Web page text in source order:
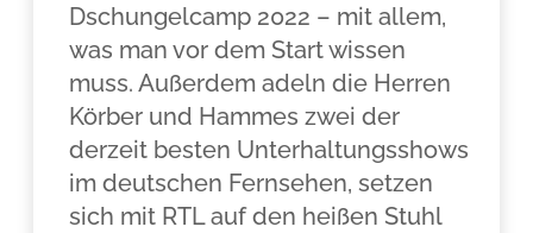
Dschungelcamp 2022 – mit allem,
was man vor dem Start wissen
muss. Außerdem adeln die Herren
Körber und Hammes zwei der
derzeit besten Unterhaltungsshows
im deutschen Fernsehen, setzen
sich mit RTL auf den heißen Stuhl